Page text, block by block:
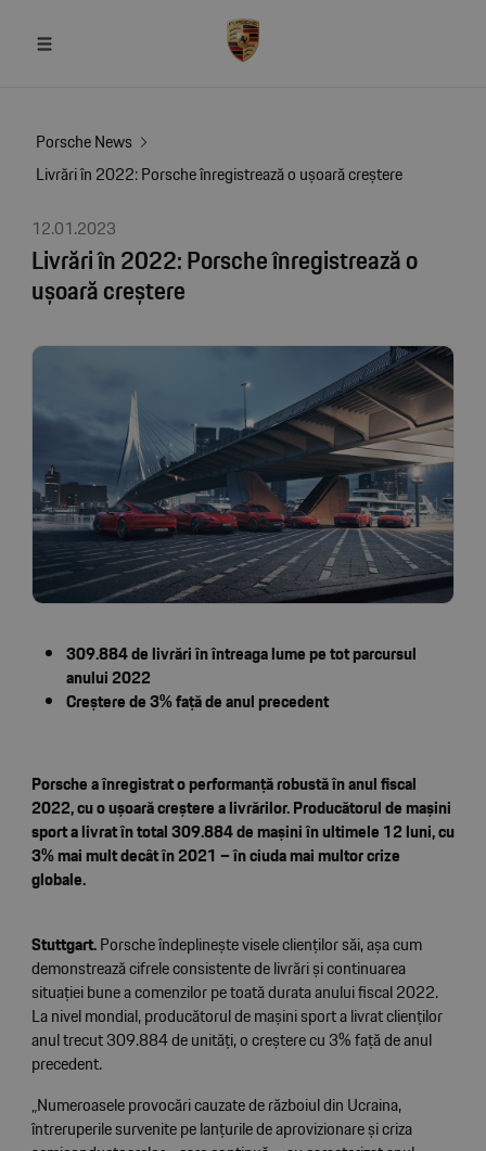
Porsche News
Livrări în 2022: Porsche înregistrează o ușoară creștere
12.01.2023
Livrări în 2022: Porsche înregistrează o
ușoară creștere
309.884 de livrări în întreaga lume pe tot parcursul
anului 2022
Creștere de 3% față de anul precedent
Porsche a înregistrat o performanță robustă în anul fiscal
2022, cu o ușoară creștere a livrărilor. Producătorul de mașini
sport a livrat în total 309.884 de mașini în ultimele 12 luni, cu
3% mai mult decât în 2021 – în ciuda mai multor crize
globale.
Stuttgart.Porsche îndeplinește visele clienților săi, așa cum
demonstrează cifrele consistente de livrări și continuarea
situației bune a comenzilor pe toată durata anului fiscal 2022.
La nivel mondial, producătorul de mașini sport a livrat clienților
anul trecut 309.884 de unități, o creștere cu 3% față de anul
precedent.
„Numeroasele provocări cauzate de războiul din Ucraina,
întreruperile survenite pe lanțurile de aprovizionare și criza